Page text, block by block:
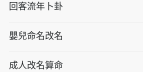
回客流年卜卦
嬰兒命名改名
成人改名算命